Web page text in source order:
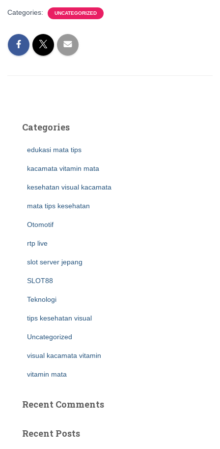
Categories: UNCATEGORIZED
Categories
edukasi mata tips
kacamata vitamin mata
kesehatan visual kacamata
mata tips kesehatan
Otomotif
rtp live
slot server jepang
SLOT88
Teknologi
tips kesehatan visual
Uncategorized
visual kacamata vitamin
vitamin mata
Recent Comments
Recent Posts